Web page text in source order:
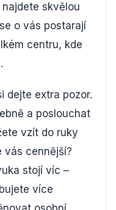
skvělou
o vás postarají
centru, kde
dejte extra pozor.
a poslouchat
vzít do ruky
vás cennější?
stojí víc –
více